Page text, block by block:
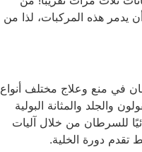
يدمر هذه المركبات، لذا من
في منع وعلاج مختلف أنواع
والجلد والمثانة البولية
للسرطان من خلال آليات
تقدم دورة الخلية.